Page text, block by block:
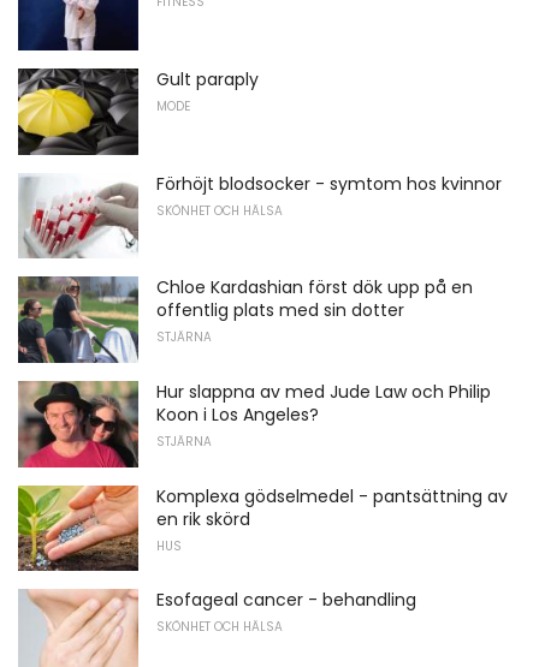
Gult paraply
MODE
Förhöjt blodsocker - symtom hos kvinnor
SKÖNHET OCH HÄLSA
Chloe Kardashian först dök upp på en
offentlig plats med sin dotter
STJÄRNA
Hur slappna av med Jude Law och Philip
Koon i Los Angeles?
STJÄRNA
Komplexa gödselmedel - pantsättning av
en rik skörd
HUS
Esofageal cancer - behandling
SKÖNHET OCH HÄLSA